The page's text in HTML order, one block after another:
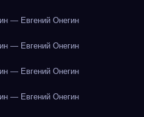
— Евгений Онегин
— Евгений Онегин
— Евгений Онегин
— Евгений Онегин